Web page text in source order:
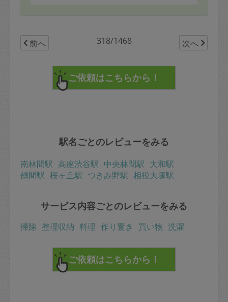
前へ 318/1468 次へ
駅名ごとのレビューをみる
南林間駅 高座渋谷駅 中央林間駅 大和駅
鶴間駅 桜ヶ丘駅 つきみ野駅 相模大塚駅
サービス内容ごとのレビューをみる
掃除 整理収納 料理 作り置き 買い物 洗濯